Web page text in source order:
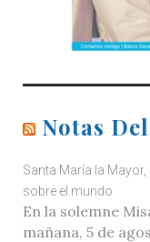
Notas
Santa María la
sobre el mundo
En la solemne
mañana, 5 de